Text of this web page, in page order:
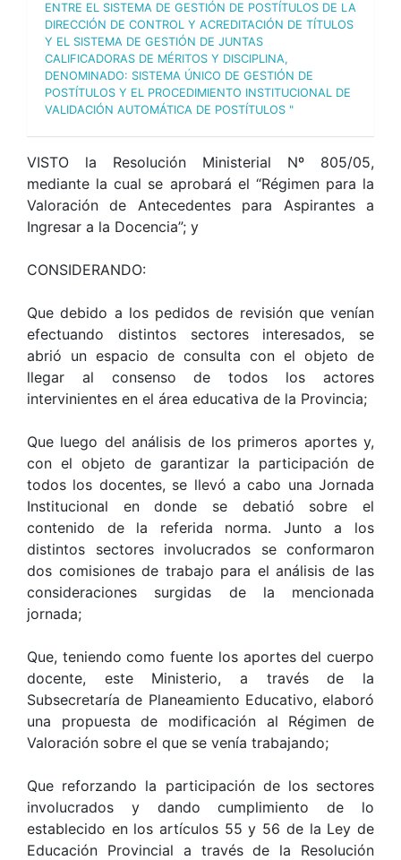
ENTRE EL SISTEMA DE GESTIÓN DE POSTÍTULOS DE LA
DIRECCIÓN DE CONTROL Y ACREDITACIÓN DE TÍTULOS
Y EL SISTEMA DE GESTIÓN DE JUNTAS
CALIFICADORAS DE MÉRITOS Y DISCIPLINA,
DENOMINADO: SISTEMA ÚNICO DE GESTIÓN DE
POSTÍTULOS Y EL PROCEDIMIENTO INSTITUCIONAL DE
VALIDACIÓN AUTOMÁTICA DE POSTÍTULOS "
VISTO la Resolución Ministerial Nº 805/05,
mediante la cual se aprobará el “Régimen para la
Valoración de Antecedentes para Aspirantes a
Ingresar a la Docencia”; y
CONSIDERANDO:
Que debido a los pedidos de revisión que venían
efectuando distintos sectores interesados, se
abrió un espacio de consulta con el objeto de
llegar al consenso de todos los actores
intervinientes en el área educativa de la Provincia;
Que luego del análisis de los primeros aportes y,
con el objeto de garantizar la participación de
todos los docentes, se llevó a cabo una Jornada
Institucional en donde se debatió sobre el
contenido de la referida norma. Junto a los
distintos sectores involucrados se conformaron
dos comisiones de trabajo para el análisis de las
consideraciones surgidas de la mencionada
jornada;
Que, teniendo como fuente los aportes del cuerpo
docente, este Ministerio, a través de la
Subsecretaría de Planeamiento Educativo, elaboró
una propuesta de modificación al Régimen de
Valoración sobre el que se venía trabajando;
Que reforzando la participación de los sectores
involucrados y dando cumplimiento de lo
establecido en los artículos 55 y 56 de la Ley de
Educación Provincial a través de la Resolución